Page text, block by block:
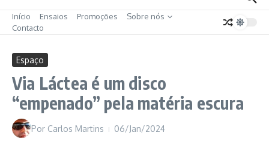
Início Ensaios Promoções
Sobre nós
Contacto
Espaço
Via Láctea é um disco
“empenado” pela matéria escura
Por Carlos Martins 06/Jan/2024